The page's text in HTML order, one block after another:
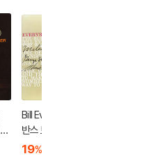
Bill Evans Trio (빌 에
반스 트리오) - Every
body Digs Bill Evans
19%